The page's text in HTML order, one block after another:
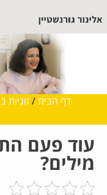
דף הבית /זוגיות
עוד פעם
מילים?